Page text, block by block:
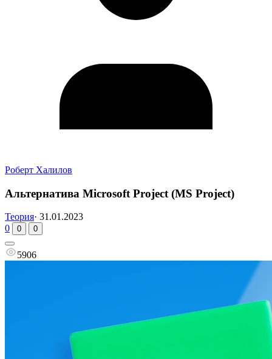
Роберт Халилов
Альтернатива Microsoft Project (MS Project)
Теория· 31.01.2023
0
0 0
5906